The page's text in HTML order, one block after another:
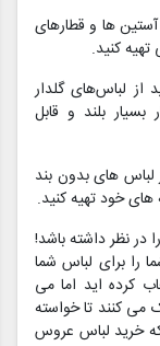
آستین ها و قطارهای
کنید.
از لباس‌های گلدار
بلند و قابل
لباس های بدون بند
خود تهیه کنید.
در نظر داشته باشد!
را برای لباس شما
کرده اید اما می
می کنند تا خواسته
خرید لباس عروس